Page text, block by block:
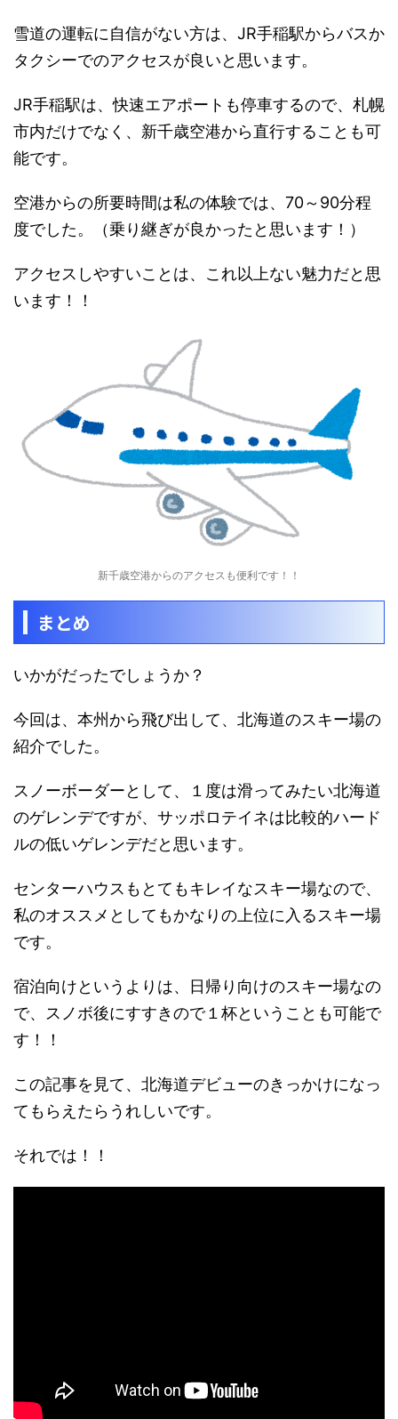
雪道の運転に自信がない方は、JR手稲駅からバスか
タクシーでのアクセスが良いと思います。
JR手稲駅は、快速エアポートも停車するので、札幌
市内だけでなく、新千歳空港から直行することも可
能です。
空港からの所要時間は私の体験では、70～90分程
度でした。（乗り継ぎが良かったと思います！）
アクセスしやすいことは、これ以上ない魅力だと思
います！！
新千歳空港からのアクセスも便利です！！
まとめ
いかがだったでしょうか？
今回は、本州から飛び出して、北海道のスキー場の
紹介でした。
スノーボーダーとして、１度は滑ってみたい北海道
のゲレンデですが、サッポロテイネは比較的ハード
ルの低いゲレンデだと思います。
センターハウスもとてもキレイなスキー場なので、
私のオススメとしてもかなりの上位に入るスキー場
です。
宿泊向けというよりは、日帰り向けのスキー場なの
で、スノボ後にすすきので１杯ということも可能で
す！！
この記事を見て、 北海道デビューのきっかけになっ
てもらえたらうれしいです。
それでは！！